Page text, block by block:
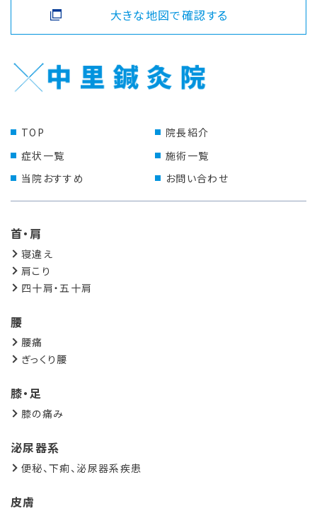
大きな地図で確認する
TOP
院長紹介
症状一覧
施術一覧
当院おすすめ
お問い合わせ
首・肩
寝違え
肩こり
四十肩・五十肩
腰
腰痛
ぎっくり腰
膝・足
膝の痛み
泌尿器系
便秘、下痢、泌尿器系疾患
皮膚